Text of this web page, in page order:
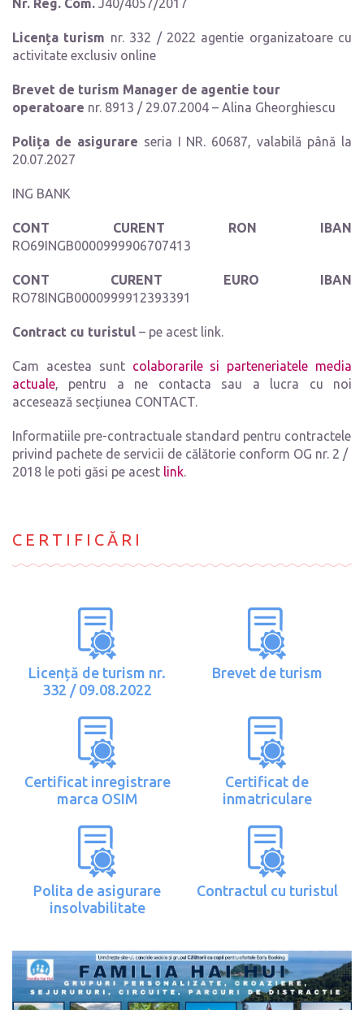
Nr. Reg. Com. J40/4057/2017
Licența turism nr. 332 / 2022 agentie organizatoare cu
activitate exclusiv online
Brevet de turism Manager de agentie tour
operatoare nr. 8913 / 29.07.2004 – Alina Gheorghiescu
Polița de asigurare seria I NR. 60687, valabilă până la
20.07.2027
ING BANK
CONT CURENT RON IBAN
RO69INGB0000999906707413
CONT CURENT EURO
IBAN
RO78INGB0000999912393391
Contract cu turistul – pe acest link.
Cam acestea sunt colaborarile si parteneriatele media
actuale, pentru a ne contacta sau a lucra cu noi
accesează secțiunea CONTACT.
Informatiile pre-contractuale standard pentru contractele
privind pachete de servicii de călătorie conform OG nr. 2 /
2018 le poti găsi pe acest link.
CERTIFICĂRI
Licență de turism nr.
332 / 09.08.2022
Brevet de turism
Certificat inregistrare
marca OSIM
Certificat de
inmatriculare
Polita de asigurare
insolvabilitate
Contractul cu turistul